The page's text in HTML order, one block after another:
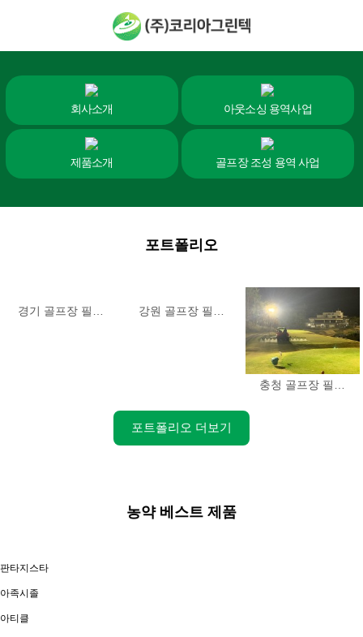
회사소개 아웃소싱 용역사업
제품소개 골프장 조성 용역 사업
포트폴리오
경기 골프장 필… 강원 골프장 필…
충청 골프장 필…
포트폴리오 더보기
농약 베스트 제품
판타지스타
아족시졸
아티클